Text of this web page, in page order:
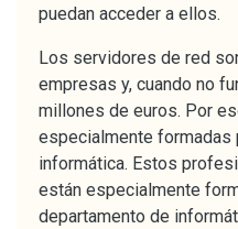
puedan acceder a ellos.
Los servidores de red
empresas y, cuando no
millones de euros. Por
especialmente formadas
informática. Estos
están especialmente
departamento de